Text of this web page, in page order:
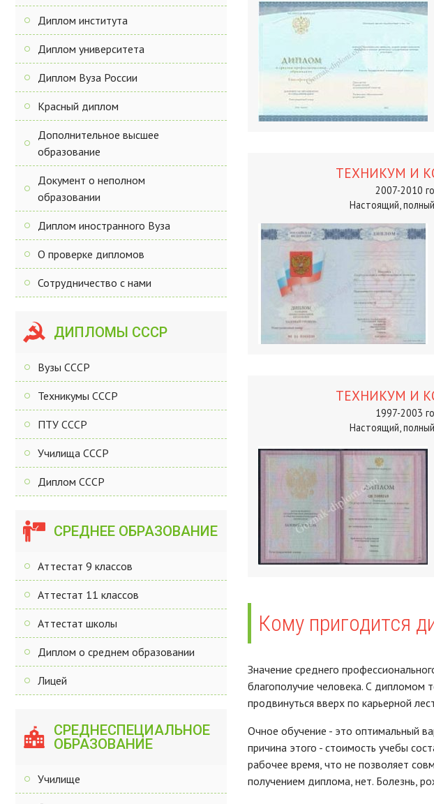
Диплом института
Диплом университета
Диплом Вуза России
Красный диплом
Дополнительное высшее
образование
Документ о неполном
образовании
Диплом иностранного Вуза
О проверке дипломов
Сотрудничество с нами
ДИПЛОМЫ СССР
Вузы СССР
Техникумы СССР
ПТУ СССР
Училища СССР
Диплом СССР
СРЕДНЕЕ ОБРАЗОВАНИЕ
Аттестат 9 классов
Аттестат 11 классов
Аттестат школы
Диплом о среднем образовании
Лицей
СРЕДНЕСПЕЦИАЛЬНОЕ
ОБРАЗОВАНИЕ
Училище
ТЕХНИКУМ И
2007-2010
Настоящий,
ТЕХНИКУМ И
1997-2003
Настоящий,
Кому пригодится
Значение среднего
благополучие человека. С дипломом
продвинуться вверх по карьерной
Очное обучение - это оптимальный
причина этого - стоимость учебы
рабочее время, что не позволяет
получением диплома, нет. Болезнь,